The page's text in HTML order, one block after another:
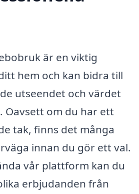
är en viktig
hem och kan bidra till
utseendet och värdet
Oavsett om du har ett
tak, finns det många
innan du gör ett val.
vår plattform kan du
erbjudanden från